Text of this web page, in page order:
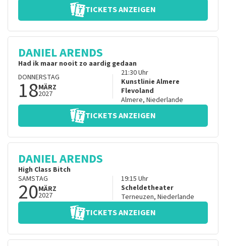
TICKETS ANZEIGEN
DANIEL ARENDS
Had ik maar nooit zo aardig gedaan
DONNERSTAG
18MÄRZ
2027
21:30Uhr
Kunstlinie Almere
Flevoland
Almere, Niederlande
TICKETS ANZEIGEN
DANIEL ARENDS
High Class Bitch
SAMSTAG
20MÄRZ
2027
19:15 Uhr
Scheldetheater
Terneuzen, Niederlande
TICKETS ANZEIGEN